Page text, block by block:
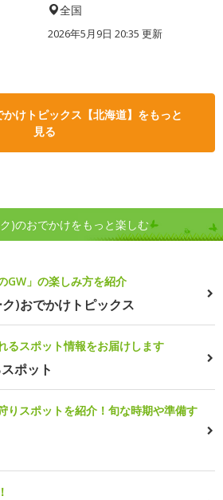
全国
2026年5月9日 20:35 更新
けトピックス【北海道】をもっと
見る
)のおでかけをもっと楽しむ
GW」の楽しみ方を紹介
)おでかけトピックス
るスポット情報をお届けします
ポット
りスポットを紹介！旬な時期や準備す